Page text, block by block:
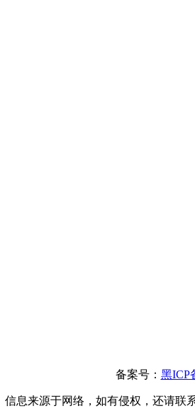
备案号： 黑ICP
息来源于网络，如有侵权，还请联系